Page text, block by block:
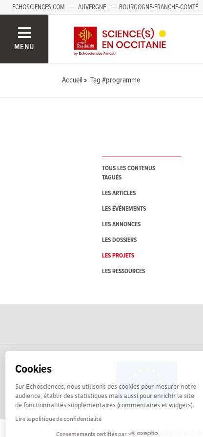
Cookies
Sur Echosciences, nous utilisons des cookies pour mesurer notre
audience, établir des statistiques mais aussi pour enrichir le site
de fonctionnalités supplémentaires (commentaires et widgets).
Lire la politique de confidentialité
Consentements certifiés par
ECHOSCIENCES.COM AUVERGNE BOURGOGNE-FRANCHE-COMTÉ
MENU
Accueil Tag #programme
TOUS LES CONTENUS
TAGUÉS
LES ARTICLES
LES ÉVÉNEMENTS
LES ANNONCES
LES DOSSIERS
LES PROJETS
LES RESSOURCES
La plateforme Science(s) en Occitanie est